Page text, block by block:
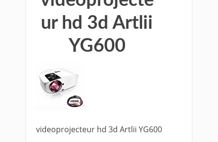
ur hd 3d Artlii
YG600
videoprojecteur hd 3d Artlii YG600